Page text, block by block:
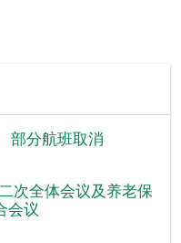
部分航班取消
次全体会议及养老保
会议